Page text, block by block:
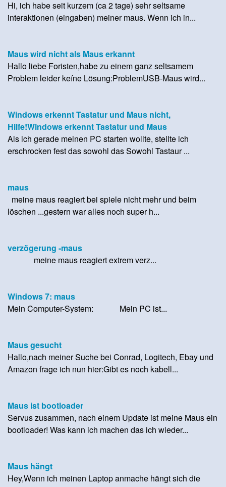
Hi, ich habe seit kurzem (ca 2 tage) sehr seltsame
interaktionen (eingaben) meiner maus. Wenn ich in...
Maus wird nicht als Maus erkannt
Hallo liebe Foristen,habe zu einem ganz seltsamem
Problem leider keíne Lösung:ProblemUSB-Maus wird...
Windows erkennt Tastatur und Maus nicht,
Hilfe!Windows erkennt Tastatur und Maus
Als ich gerade meinen PC starten wollte, stellte ich
erschrocken fest das sowohl das Sowohl Tastaur ...
maus
meine maus reagiert bei spiele nicht mehr und beim
löschen ...gestern war alles noch super h...
verzögerung -maus
meine maus reagiert extrem verz...
Windows 7: maus
Mein Computer-System: Mein PC ist...
Maus gesucht
Hallo,nach meiner Suche bei Conrad, Logitech, Ebay und
Amazon frage ich nun hier:Gibt es noch kabell...
Maus ist bootloader
Servus zusammen, nach einem Update ist meine Maus ein
bootloader! Was kann ich machen das ich wieder...
Maus hängt
Hey,Wenn ich meinen Laptop anmache hängt sich die